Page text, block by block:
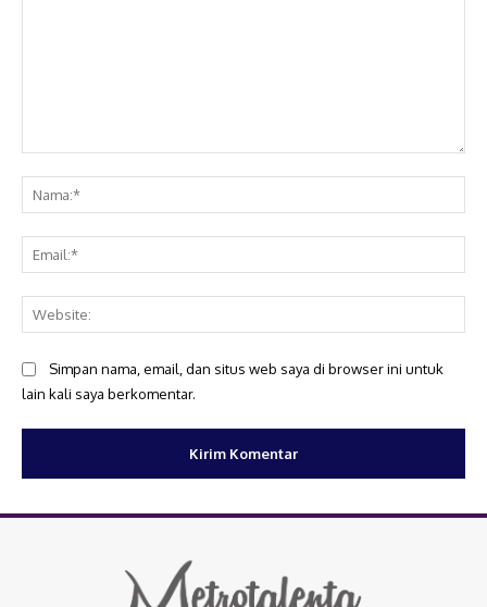
Simpan nama, email, dan situs web saya di browser ini untuk
lain kali saya berkomentar.